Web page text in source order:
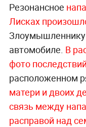
Резонансное
Лисках
Злоумышленнику
автомобиле. В
фото
расположенном
матери и двоих
связь между
расправой над